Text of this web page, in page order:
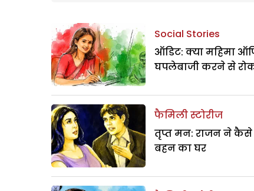
Social Stories
ऑडिट: क्या महिमा
घपलेबाजी करने से
फैमिली स्टोरीज
तृप्त मन: राजन ने कैसे
बहन का घर